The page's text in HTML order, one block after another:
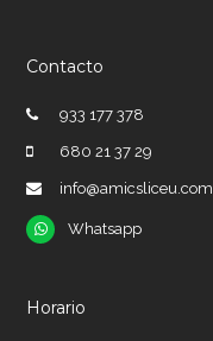
Contacto
933 177 378
680 21 37 29
info@amicsliceu.com
Whatsapp
Whatsapp
Horario